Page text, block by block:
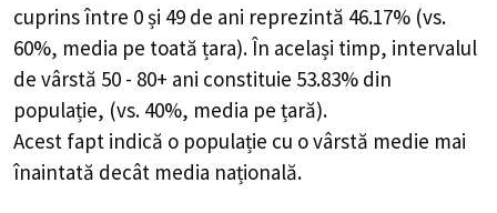
cuprins între 0 și 49 de ani reprezintă 46.17% (vs.
60%, media pe toată țara). În același timp, intervalul
de vârstă 50 - 80+ ani constituie 53.83% din
populație, (vs. 40%, media pe țară).
Acest fapt indică o populație cu o vârstă medie mai
înaintată decât media națională.